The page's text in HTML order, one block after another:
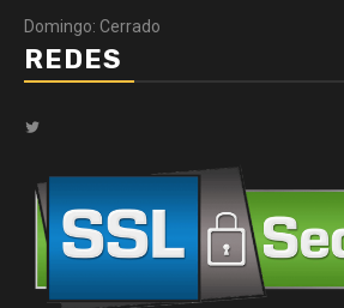
Domingo: Cerrado
REDES
Twitter